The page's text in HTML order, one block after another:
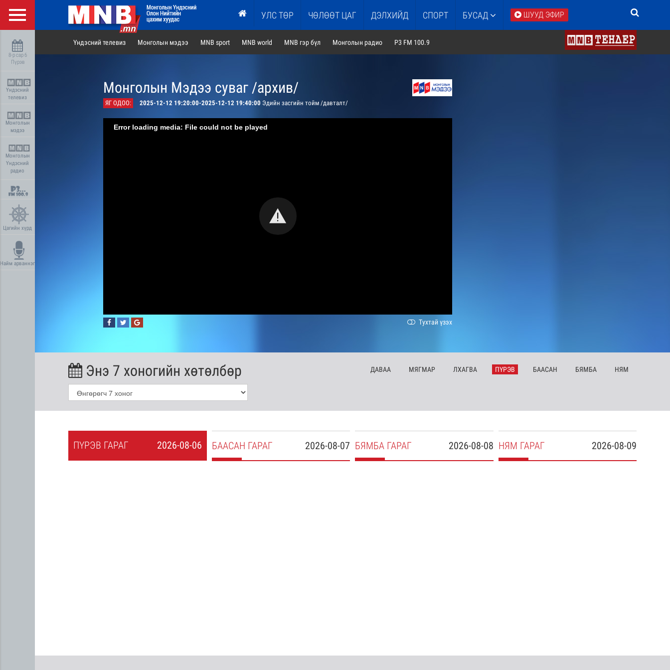
УЛС ТӨР ЧӨЛӨӨТ ЦАГ ДЭЛХИЙД СПОРТ БУСАД ШУУД ЭФИР
8-р сар 6
Пүрэв
Үндэсний
телевиз
Монголын
мэдээ
Монголын
Үндэсний
радио
Цагийн хүрд
Найм арваннэг
Үндэсний телевиз Монголын мэдээ MNB sport MNB world MNB гэр бүл Монголын радио P3 FM 100.9
Монголын Мэдээ суваг /архив/
ЯГ ОДОО: 2025-12-12 19:20:00-2025-12-12 19:40:00 Эдийн засгийн тойм /давталт/
Error loading media: File could not be played
Тухтай үзэх
Энэ 7 хоногийн хөтөлбөр ДАВАА МЯГМАР ЛХАГВА ПҮРЭВ БААСАН БЯМБА НЯМ
2026-08-06
ПҮРЭВ ГАРАГ 2026-08-07
БААСАН ГАРАГ 2026-08-08
БЯМБА ГАРАГ 2026-08-09
НЯМ ГАРАГ